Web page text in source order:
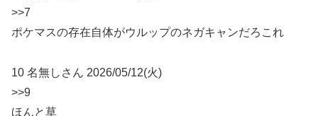
>>7
ポケマスの存在自体がウルップのネガキャンだろこれ
10 名無しさん 2026/05/12(火)
>>9
ほんと草